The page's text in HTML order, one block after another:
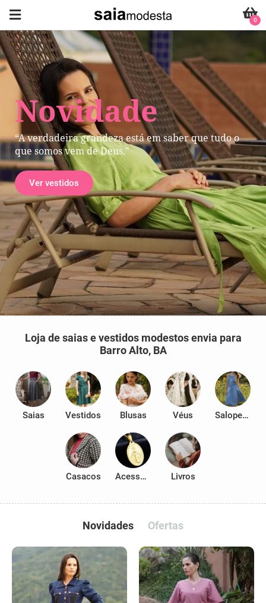
Novidade
“A verdadeira grandeza está em saber que tudo o
que somos vem de Deus."
Ver vestidos
0
Loja de saias e vestidos modestos envia para
Barro Alto, BA
Saias Vestidos Blusas Véus Salopetes
Casacos Acessórios Livros
Novidades Ofertas